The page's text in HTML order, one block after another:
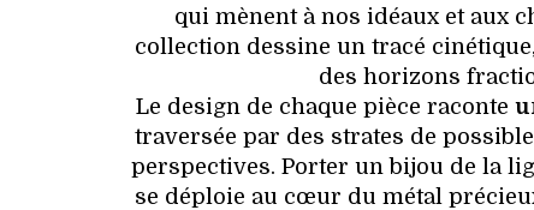
qui mènent à nos idéaux et aux
collection dessine un tracé
des horizons
Le design de chaque pièce raconte
traversée par des strates de
perspectives. Porter un bijou de la
se déploie au cœur du métal